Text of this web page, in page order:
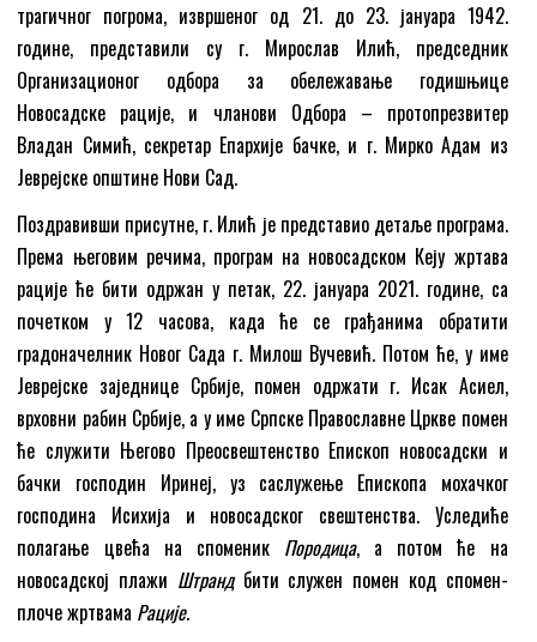
трагичног погрома, извршеног од 21. до 23. јануара 1942.
године, представили су г. Мирослав Илић, председник
Организационог одбора за обележавање годишњице
Новосадске рације, и чланови Одбора – протопрезвитер
Владан Симић, секретар Епархије бачке, и г. Мирко Адам из
Јеврејске општине Нови Сад.
Поздравивши присутне, г. Илић је представио детаље програма.
Према његовим речима, програм на новосадском Кеју жртава
рације ће бити одржан у петак, 22. јануара 2021. године, са
почетком у 12 часова, када ће се грађанима обратити
градоначелник Новог Сада г. Милош Вучевић. Потом ће, у име
Јеврејске заједнице Србије, помен одржати г. Исак Асиел,
врховни рабин Србије, а у име Српске Православне Цркве помен
ће служити Његово Преосвештенство Епископ новосадски и
бачки господин Иринеј, уз саслужење Епископа мохачког
господина Исихија и новосадског свештенства. Уследиће
полагање цвећа на споменик Породица, а потом ће на
новосадској плажи Штранд бити служен помен код спомен-
плоче жртвама Рације.